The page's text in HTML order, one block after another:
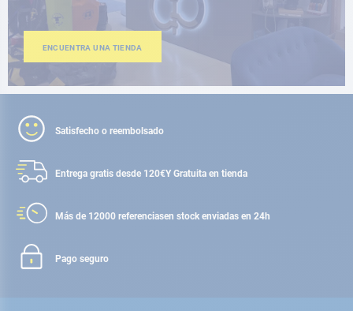
ENCUENTRA UNA TIENDA
Satisfecho o reembolsado
Entrega gratis desde 120€Y Gratuita en tienda
Más de 12000 referenciasen stock enviadas en 24h
Pago seguro